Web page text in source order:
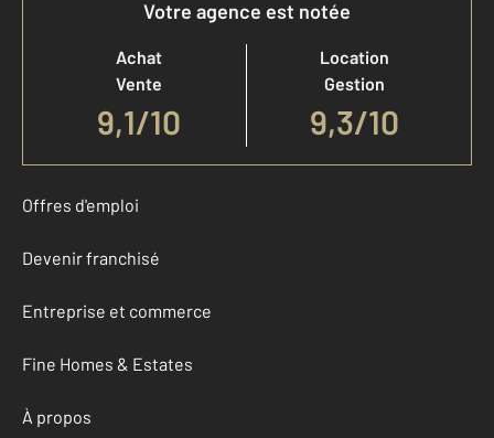
Votre agence est notée
Achat
Vente
9,1/10
Location
Gestion
9,3/10
Offres d'emploi
Devenir franchisé
Entreprise et commerce
Fine Homes & Estates
À propos